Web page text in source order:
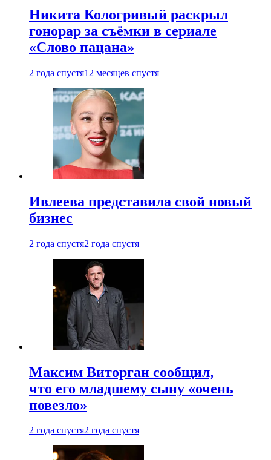
Никита Кологривый раскрыл
гонорар за съёмки в сериале
«Слово пацана»
2 года спустя12 месяцев спустя
Ивлеева представила свой новый
бизнес
2 года спустя2 года спустя
Максим Виторган сообщил,
что его младшему сыну «очень
повезло»
2 года спустя2 года спустя